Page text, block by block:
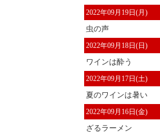
2022年09月19日(月)
虫の声
2022年09月18日(日)
ワインは酔う
2022年09月17日(土)
夏のワインは暑い
2022年09月16日(金)
ざるラーメン